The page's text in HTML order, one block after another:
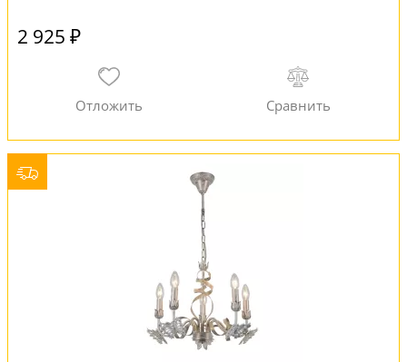
2 925 ₽